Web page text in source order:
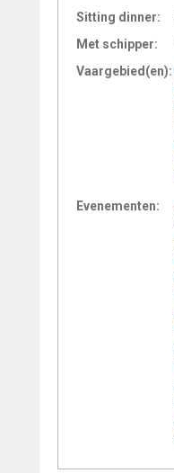
Sitting dinner:
Met schipper:
Vaargebied(en):
Evenementen: